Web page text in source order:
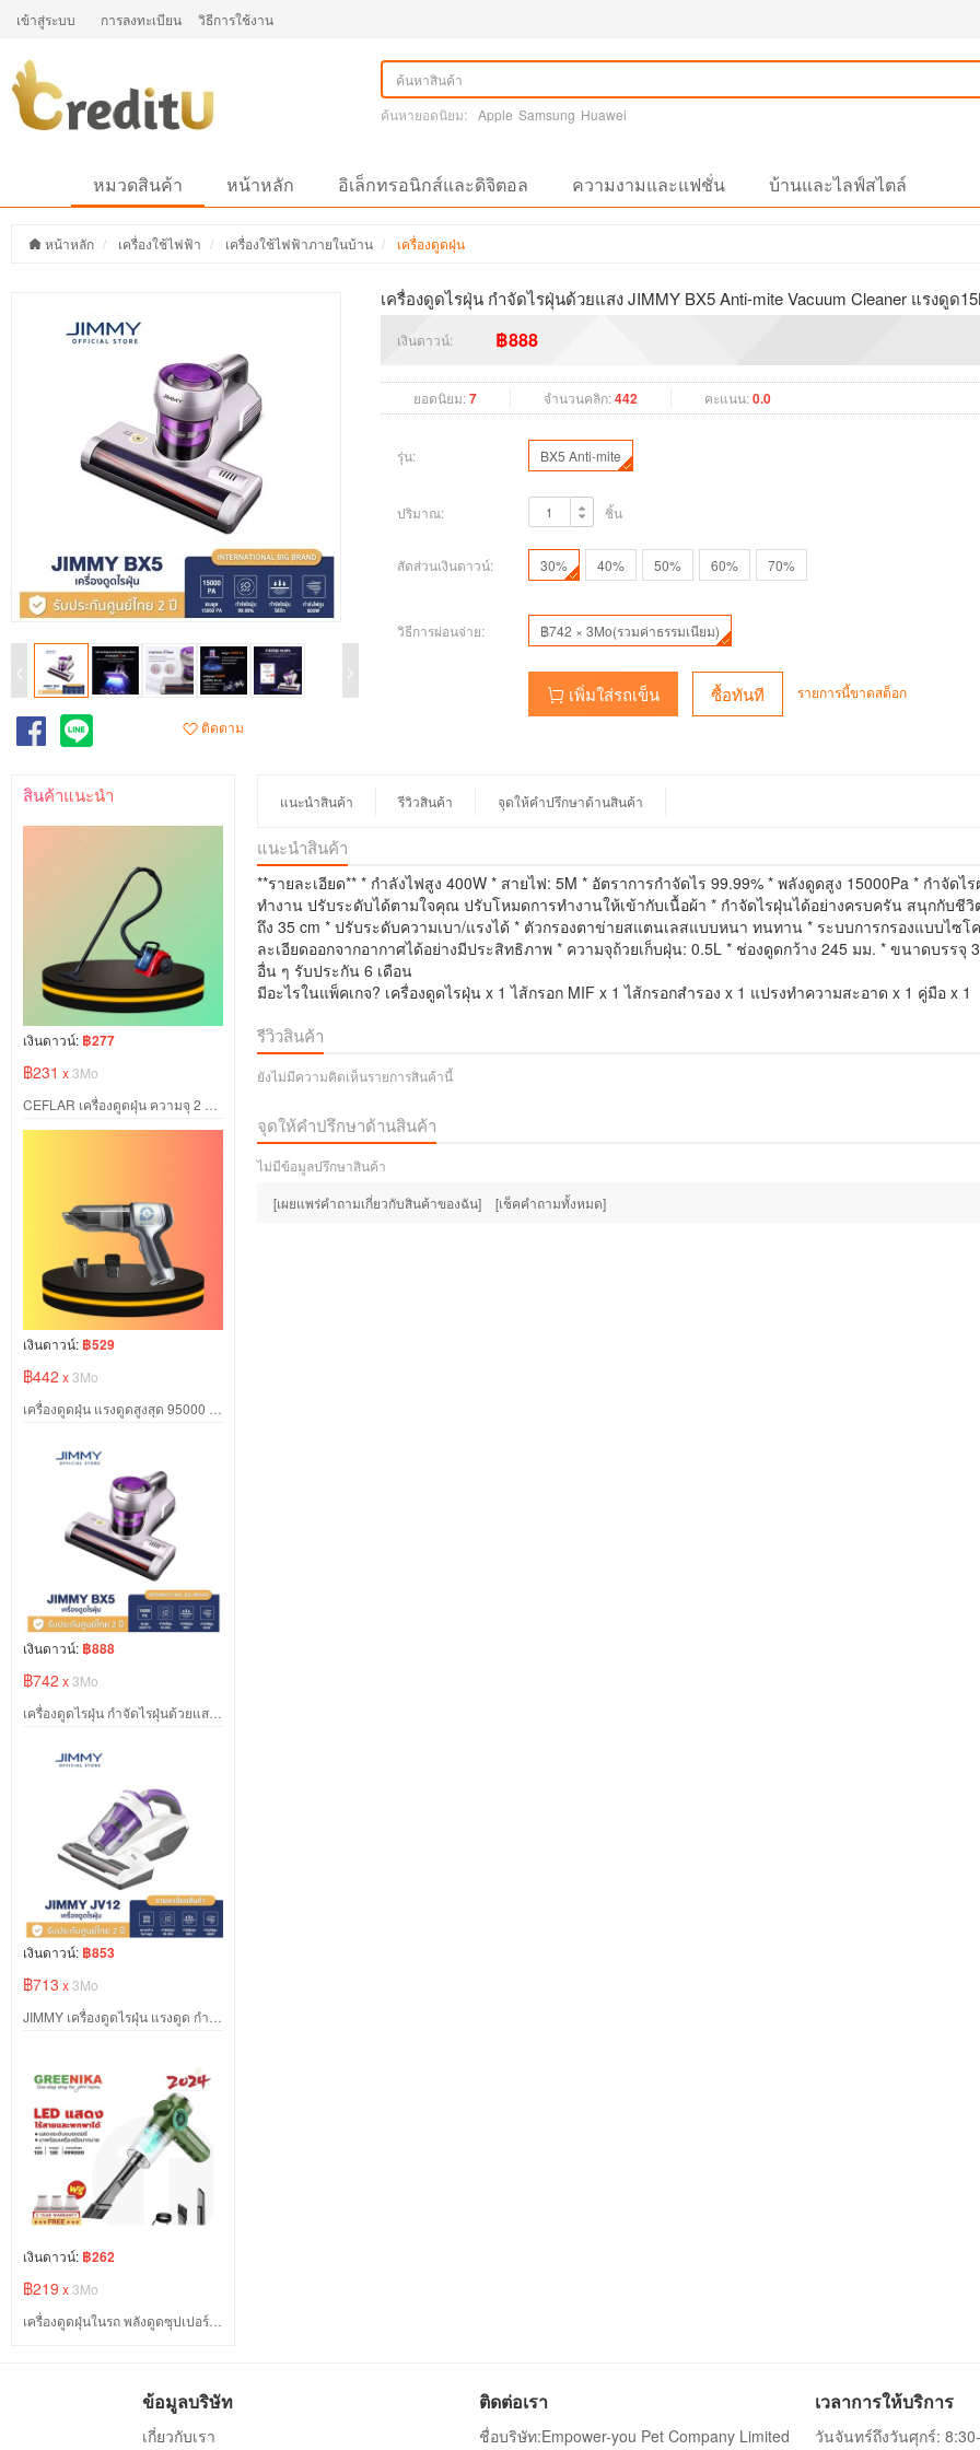
เข้าสู่ระบบ การลงทะเบียน วิธีการใช้งาน
ค้นหายอดนิยม: Apple Samsung Huawei
หมวดสินค้า หน้าหลัก อิเล็กทรอนิกส์และดิจิตอล ความงามและแฟชั่น บ้านและไลฟ์สไตล์
หน้าหลัก เครื่องใช้ไฟฟ้า เครื่องใช้ไฟฟ้าภายในบ้าน เครื่องดูดฝุ่น
ติดตาม
เครื่องดูดไรฝุ่น กำจัดไรฝุ่นด้วยแสง JIMMY BX5 Anti-mite Vacuum Cleaner แรงดูด
เงินดาวน์: ฿888
ยอดนิยม:7 จำนวนคลิก:442 คะแนน:0.0
รุ่น: BX5 Anti-mite
ปริมาณ: ชิ้น
สัดส่วนเงินดาวน์: 30% 40% 50% 60% 70%
วิธีการผ่อนจ่าย: ฿742 × 3Mo(รวมค่าธรรมเนียม)
เพิ่มใส่รถเข็น ซื้อทันที รายการนี้ขาดสต็อก
สินค้าแนะนำ
เงินดาวน์: ฿277
฿231 x3Mo
เงินดาวน์: ฿529
฿442 x3Mo
เงินดาวน์: ฿888
฿742 x3Mo
เงินดาวน์: ฿853
฿713 x3Mo
เงินดาวน์: ฿262
฿219 x3Mo
แนะนำสินค้า รีวิวสินค้า จุดให้คำปรึกษาด้านสินค้า
แนะนำสินค้า
**รายละเอียด** * กำลังไฟสูง 400W * สายไฟ: 5M * อัตราการกำจัดไร 99.99% * พลังดูดสูง 15000Pa * กำจัด
ทำงาน ปรับระดับได้ตามใจคุณ ปรับโหมดการทำงานให้เข้ากับเนื้อผ้า * กำจัดไรฝุ่นได้อย่างครบครัน สนุกกับชี
ถึง 35 cm * ปรับระดับความเบา/แรงได้ * ตัวกรองตาข่ายสแตนเลสแบบหนา ทนทาน * ระบบการกรองแบบไซ
ละเอียดออกจากอากาศได้อย่างมีประสิทธิภาพ * ความจุถ้วยเก็บฝุ่น: 0.5L * ช่องดูดกว้าง 245 มม. * ขนาดบรรจุ
อื่น ๆ รับประกัน 6 เดือน
มีอะไรในแพ็คเกจ? เครื่องดูดไรฝุ่น x 1 ไส้กรอก MIF x 1 ไส้กรอกสำรอง x 1 แปรงทำความสะอาด x 1 คู่มือ x 1
รีวิวสินค้า
ยังไม่มีความคิดเห็นรายการสินค้านี้
จุดให้คำปรึกษาด้านสินค้า
ไม่มีข้อมูลปรึกษาสินค้า
[เผยแพร่คำถามเกี่ยวกับสินค้าของฉัน]
[เช็คคำถามทั้งหมด]
ข้อมูลบริษัท
เกี่ยวกับเรา
ติดต่อเรา
ชื่อบริษัท:Empower-you Pet Company Limited
เวลาการให้บริการ
วันจันทร์ถึงวันศุกร์: